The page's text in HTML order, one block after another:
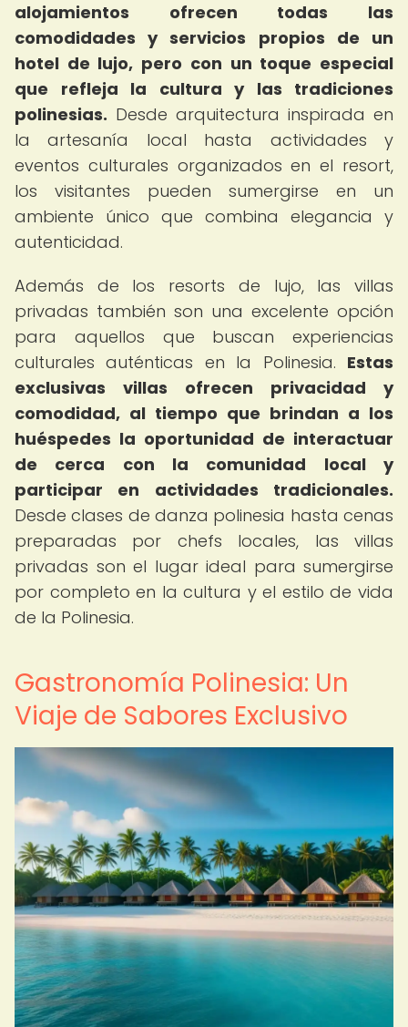
alojamientos ofrecen todas las
comodidades y servicios propios de un
hotel de lujo, pero con un toque especial
que refleja la cultura y las tradiciones
polinesias. Desde arquitectura inspirada en
la artesanía local hasta actividades y
eventos culturales organizados en el resort,
los visitantes pueden sumergirse en un
ambiente único que combina elegancia y
autenticidad.
Además de los resorts de lujo, las villas
privadas también son una excelente opción
para aquellos que buscan experiencias
culturales auténticas en la Polinesia. Estas
exclusivas villas ofrecen privacidad y
comodidad, al tiempo que brindan a los
huéspedes la oportunidad de interactuar
de cerca con la comunidad local y
participar en actividades tradicionales.
Desde clases de danza polinesia hasta cenas
preparadas por chefs locales, las villas
privadas son el lugar ideal para sumergirse
por completo en la cultura y el estilo de vida
de la Polinesia.
Gastronomía Polinesia: Un
Viaje de Sabores Exclusivo